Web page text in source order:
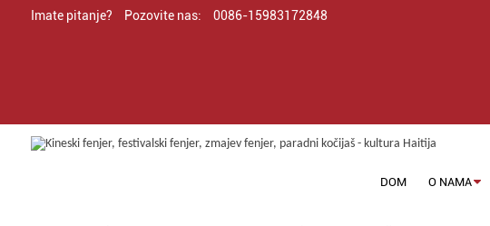
Imate pitanje? Pozovite nas: 0086-15983172848
DOM O NAMA